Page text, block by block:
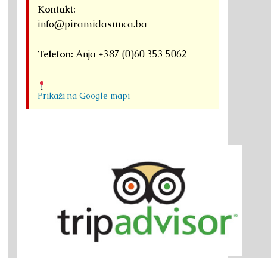
Kontakt:
info@piramidasunca.ba
Telefon: Anja +387 (0)60 353 5062
Prikaži na Google mapi